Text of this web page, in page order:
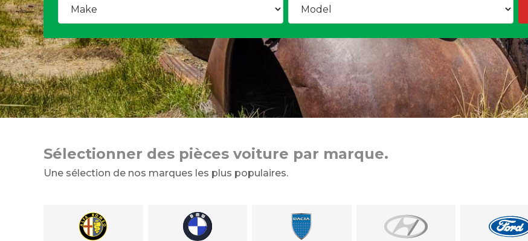
Sélectionner des pièces voiture par marque.
Une sélection de nos marques les plus populaires.